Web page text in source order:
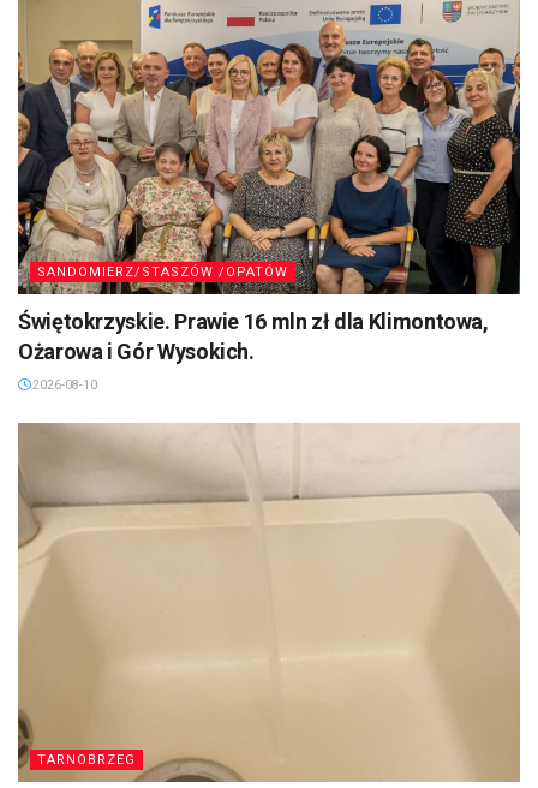
SANDOMIERZ/STASZÓW /OPATÓW
Świętokrzyskie. Prawie 16 mln zł dla Klimontowa,
Ożarowa i Gór Wysokich.
2026-08-10
TARNOBRZEG